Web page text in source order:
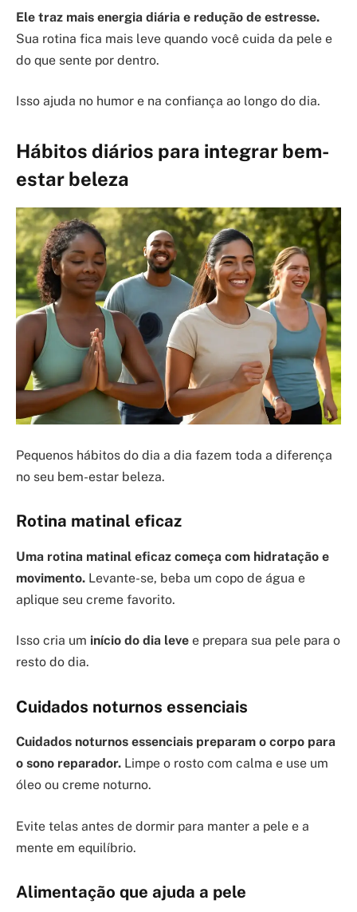
Ele traz mais energia diária e redução de estresse.
Sua rotina fica mais leve quando você cuida da pele e
do que sente por dentro.
Isso ajuda no humor e na confiança ao longo do dia.
Hábitos diários para integrar bem-
estar beleza
Pequenos hábitos do dia a dia fazem toda a diferença
no seu bem-estar beleza.
Rotina matinal eficaz
Uma rotina matinal eficaz começa com hidratação e
movimento. Levante-se, beba um copo de água e
aplique seu creme favorito.
Isso cria um início do dia leve e prepara sua pele para o
resto do dia.
Cuidados noturnos essenciais
Cuidados noturnos essenciais preparam o corpo para
o sono reparador. Limpe o rosto com calma e use um
óleo ou creme noturno.
Evite telas antes de dormir para manter a pele e a
mente em equilíbrio.
Alimentação que ajuda a pele